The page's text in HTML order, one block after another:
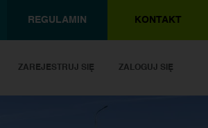
REGULAMIN KONTAKT
ZAREJESTRUJ SIĘ ZALOGUJ SIĘ